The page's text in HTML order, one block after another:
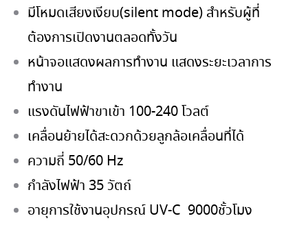
มีโหมดเสียงเงียบ(silent mode) สำหรับผู้ที่
ต้องการเปิดงานตลอดทั้งวัน
หน้าจอแสดงผลการทำงาน แสดงระยะเวลาการ
ทำงาน
แรงดันไฟฟ้าขาเข้า 100-240 โวลต์
เคลื่อนย้ายได้สะดวกด้วยลูกล้อเคลื่อนที่ได้
ความถี่ 50/60 Hz
กำลังไฟฟ้า 35 วัตถ์
อายุการใช้งานอุปกรณ์ UV-C 9000ชั้วโมง